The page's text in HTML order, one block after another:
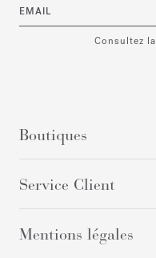
EMAIL
Consultez la
Boutiques
Service Client
Mentions légales